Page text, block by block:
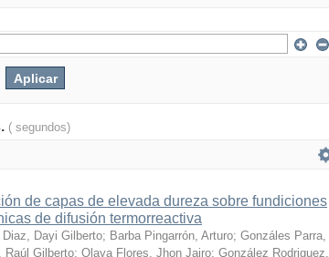
( segundos)
de capas de elevada dureza sobre fundiciones
de difusión termorreactiva
Diaz, Dayi Gilberto; Barba Pingarrón, Arturo; Gonzáles Parra,
Raúl Gilberto; Olaya Flores, Jhon Jairo; González Rodriguez,